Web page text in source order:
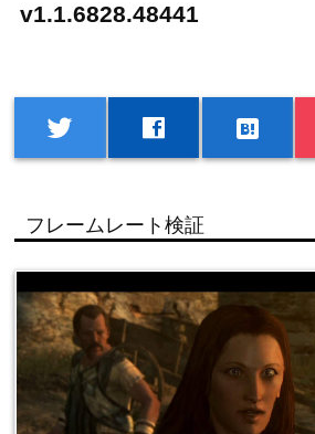
v1.1.6828.48441
twitter facebook hatenabookmark
フレームレート検証